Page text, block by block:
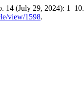
14 (July 29, 2024):
view/1598.